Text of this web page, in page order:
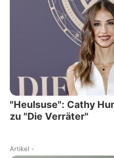
"Heulsuse": Cathy
zu "Die Verräter"
Artikel -